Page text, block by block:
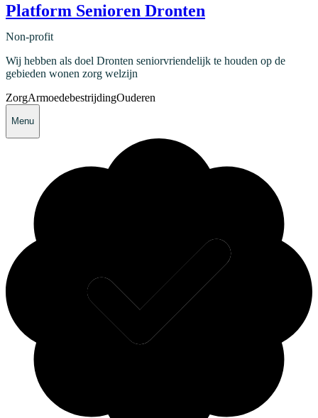
Platform Senioren Dronten
Non-profit
Wij hebben als doel Dronten seniorvriendelijk te houden op de
gebieden wonen zorg welzijn
ZorgArmoedebestrijdingOuderen
Menu